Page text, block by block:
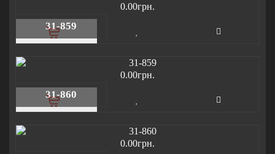
0.00грн.
31-859
0.00грн.
31-860
0.00грн.